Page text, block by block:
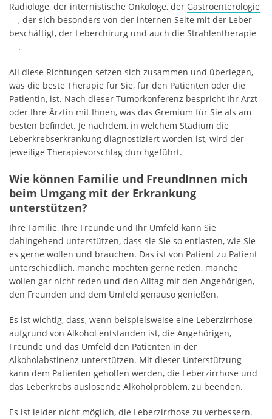
Radiologe, der internistische Onkologe, der Gastroenterologie
, der sich besonders von der internen Seite mit der Leber
beschäftigt, der Leberchirurg und auch die Strahlentherapie
.
All diese Richtungen setzen sich zusammen und überlegen,
was die beste Therapie für Sie, für den Patienten oder die
Patientin, ist. Nach dieser Tumorkonferenz bespricht Ihr Arzt
oder Ihre Ärztin mit Ihnen, was das Gremium für Sie als am
besten befindet. Je nachdem, in welchem Stadium die
Leberkrebserkrankung diagnostiziert worden ist, wird der
jeweilige Therapievorschlag durchgeführt.
Wie können Familie und FreundInnen mich
beim Umgang mit der Erkrankung
unterstützen?
Ihre Familie, Ihre Freunde und Ihr Umfeld kann Sie
dahingehend unterstützen, dass sie Sie so entlasten, wie Sie
es gerne wollen und brauchen. Das ist von Patient zu Patient
unterschiedlich, manche möchten gerne reden, manche
wollen gar nicht reden und den Alltag mit den Angehörigen,
den Freunden und dem Umfeld genauso genießen.
Es ist wichtig, dass, wenn beispielsweise eine Leberzirrhose
aufgrund von Alkohol entstanden ist, die Angehörigen,
Freunde und das Umfeld den Patienten in der
Alkoholabstinenz unterstützen. Mit dieser Unterstützung
kann dem Patienten geholfen werden, die Leberzirrhose und
das Leberkrebs auslösende Alkoholproblem, zu beenden.
Es ist leider nicht möglich, die Leberzirrhose zu verbessern.